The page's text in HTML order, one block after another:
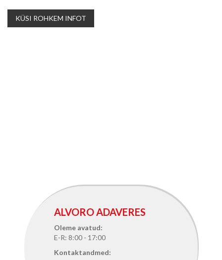
KÜSI ROHKEM INFOT
ALVORO ADAVERES
Oleme avatud:
E-R: 8:00 - 17:00
Kontaktandmed: